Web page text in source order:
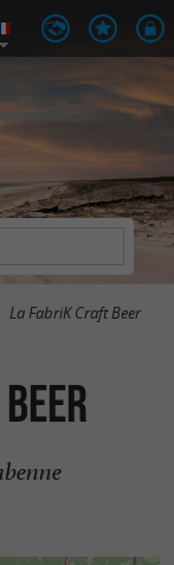
La FabriK Craft Beer